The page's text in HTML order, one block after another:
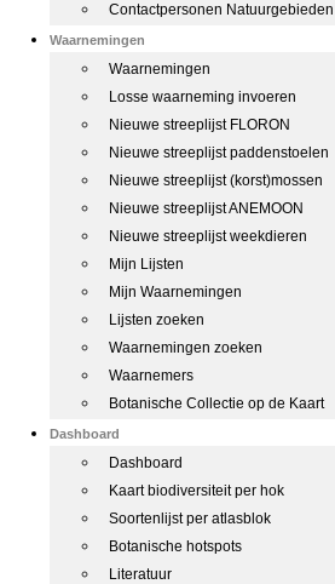
Contactpersonen Natuurgebieden
Waarnemingen
Waarnemingen
Losse waarneming invoeren
Nieuwe streeplijst FLORON
Nieuwe streeplijst paddenstoelen
Nieuwe streeplijst (korst)mossen
Nieuwe streeplijst ANEMOON
Nieuwe streeplijst weekdieren
Mijn Lijsten
Mijn Waarnemingen
Lijsten zoeken
Waarnemingen zoeken
Waarnemers
Botanische Collectie op de Kaart
Dashboard
Dashboard
Kaart biodiversiteit per hok
Soortenlijst per atlasblok
Botanische hotspots
Literatuur